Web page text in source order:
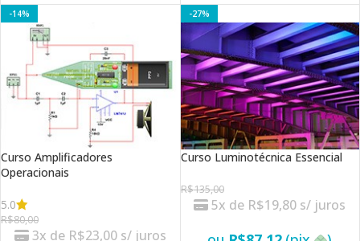
-14%
Curso Amplificadores
Operacionais
5.0
R$80,00
3x de R$23,00 s/ juros
-27%
Curso Luminotécnica Essencial
R$135,00
5x de R$19,80 s/ juros